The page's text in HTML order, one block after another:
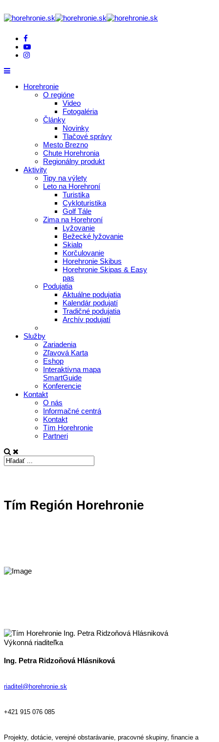
Horehronie
O regióne
Video
Fotogaléria
Články
Novinky
Tlačové správy
Mesto Brezno
Chute Horehronia
Regionálny produkt
Aktivity
Tipy na výlety
Leto na Horehroní
Turistika
Cykloturistika
Golf Tále
Zima na Horehroní
Lyžovanie
Bežecké lyžovanie
Skialp
Korčulovanie
Horehronie Skibus
Horehronie Skipas & Easy
pas
Podujatia
Aktuálne podujatia
Kalendár podujatí
Tradičné podujatia
Archív podujatí
Služby
Zariadenia
Zľavová Karta
Eshop
Interaktívna mapa
SmartGuide
Konferencie
Kontakt
O nás
Informačné centrá
Kontakt
Tím Horehronie
Partneri
Tím Región Horehronie
Výkonná riaditeľka
Ing. Petra Ridzoňová Hlásniková
riaditel@horehronie.sk
+421 915 076 085
Projekty, dotácie, verejné obstarávanie, pracovné skupiny, financie a